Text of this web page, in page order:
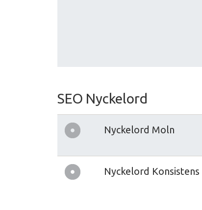
SEO Nyckelord
Nyckelord Moln
Nyckelord Konsistens